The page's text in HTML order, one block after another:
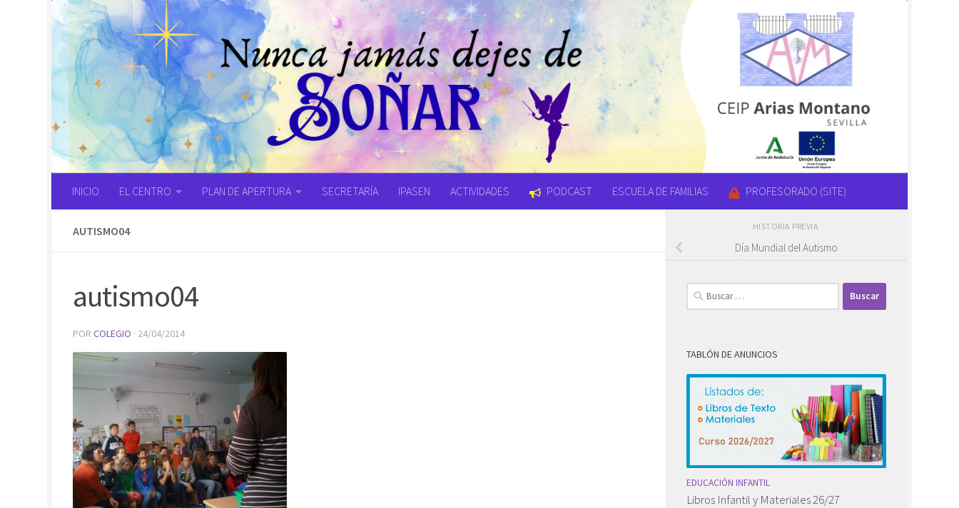
Saltar al contenido
INICIO EL CENTRO PLAN DE APERTURA SECRETARÍA IPASEN ACTIVIDADES PODCAST ESCUELA DE FAMILIAS PROFESORADO (SITE)
AUTISMO04
autismo04
POR COLEGIO · 24/04/2014
HISTORIA PREVIA
Día Mundial del Autismo
Buscar:
TABLÓN DE ANUNCIOS
EDUCACIÓN INFANTIL
Libros Infantil y Materiales 26/27